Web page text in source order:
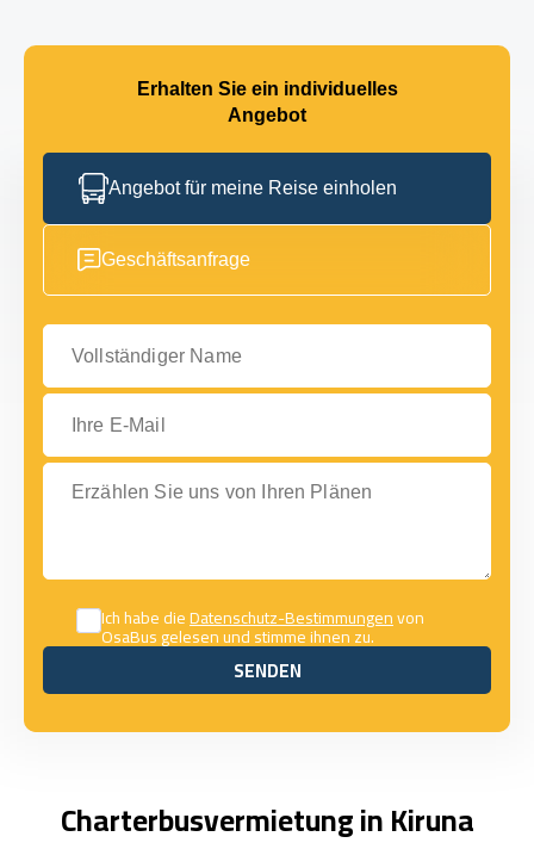
Erhalten Sie ein individuelles
Angebot
Angebot für meine Reise einholen
Geschäftsanfrage
Vollständiger Name
Ihre E-Mail
Erzählen Sie uns von Ihren Plänen
Ich habe dieDatenschutz-Bestimmungenvon
OsaBus gelesen und stimme ihnen zu.
SENDEN
SENDEN
Charterbusvermietung in Kiruna